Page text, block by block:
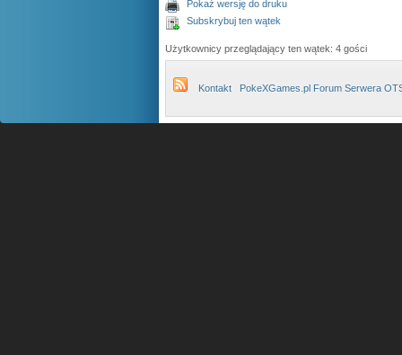
Pokaż wersję do druku
Subskrybuj ten wątek
Użytkownicy przeglądający ten wątek: 4 gości
Kontakt PokeXGames.pl Forum Serwera